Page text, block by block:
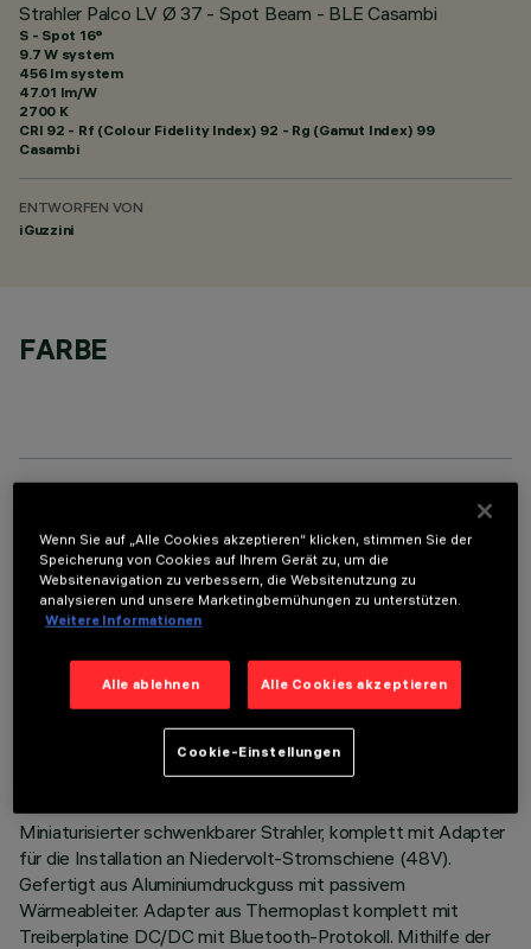
Strahler Palco LV Ø 37 - Spot Beam - BLE Casambi
S - Spot 16°
9.7 W system
456 lm system
47.01 lm/W
2700 K
CRI 92 - Rf (Colour Fidelity Index) 92 - Rg (Gamut Index) 99
Casambi
ENTWORFEN VON
iGuzzini
FARBE
TECHNISCHE DATEN
LETZTES UPDATE: 06.08.2026
Miniaturisierter schwenkbarer Strahler, komplett mit Adapter
für die Installation an Niedervolt-Stromschiene (48V).
Gefertigt aus Aluminiumdruckguss mit passivem
Wärmeableiter. Adapter aus Thermoplast komplett mit
Treiberplatine DC/DC mit Bluetooth-Protokoll. Mithilfe der
Wenn Sie auf „Alle Cookies akzeptieren“ klicken, stimmen Sie der
Speicherung von Cookies auf Ihrem Gerät zu, um die
Websitenavigation zu verbessern, die Websitenutzung zu
analysieren und unsere Marketingbemühungen zu unterstützen.
Weitere Informationen
Alle ablehnen Alle Cookies akzeptieren
Cookie-Einstellungen